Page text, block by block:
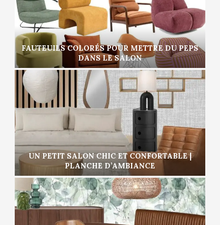
FAUTEUILS COLORÉS POUR METTRE DU PEPS
DANS LE SALON
UN PETIT SALON CHIC ET CONFORTABLE |
PLANCHE D’AMBIANCE